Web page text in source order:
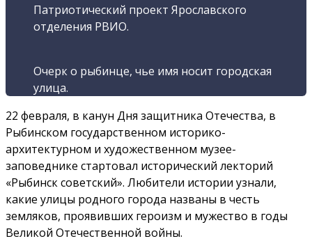
Патриотический проект Ярославского
отделения РВИО.
Очерк о рыбинце, чье имя носит городская
улица.
22 февраля, в канун Дня защитника Отечества, в
Рыбинском государственном историко-
архитектурном и художественном музее-
заповеднике стартовал исторический лекторий
«Рыбинск советский». Любители истории узнали,
какие улицы родного города названы в честь
земляков, проявивших героизм и мужество в годы
Великой Отечественной войны.